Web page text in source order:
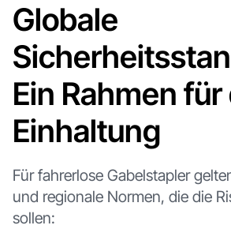
Globale
Ein Rahmen für
Einhaltung
Für fahrerlose Gabelstapler
und regionale Normen, die die
sollen: